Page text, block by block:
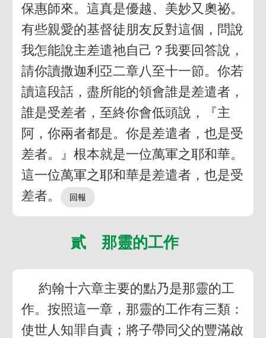
保惠師來。這真是優越、美妙又奧祕。
有些親愛的基督徒朋友反對這個，問說
我怎能說主差遣祂自己？我要回答說，
請你讀撒迦利亞二章八至十一節。你若
讀這段話，盡所能的領會誰是差遣者，
誰是受差者，至終你會低頭說，『主
阿，你兩者都是。你是差遣者，也是受
差者。』根本就是一位萬軍之耶和華。
這一位萬軍之耶和華是差遣者，也是受
差者。
貳 那靈的工作
約翰十六章主要的點乃是那靈的工
作。按照這一章，那靈的工作有三類：
使世人知罪自責；將子帶同父的豐滿啟